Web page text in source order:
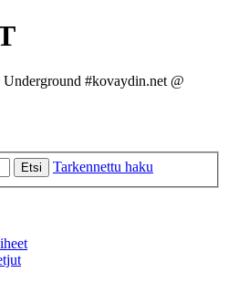
#kovaydin.net @
Etsi Tarkennettu haku